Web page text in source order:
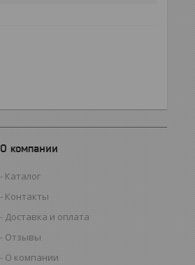
О компании
Каталог
Контакты
Доставка и оплата
Отзывы
О компании